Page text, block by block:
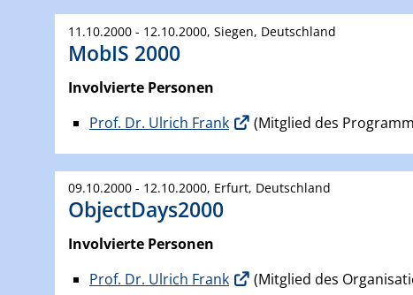
11.10.2000 - 12.10.2000, Siegen, Deutschland
MobIS 2000
Involvierte Personen
Prof. Dr. Ulrich Frank
(Mitglied des
09.10.2000 - 12.10.2000, Erfurt, Deutschland
ObjectDays2000
Involvierte Personen
Prof. Dr. Ulrich Frank
(Mitglied des